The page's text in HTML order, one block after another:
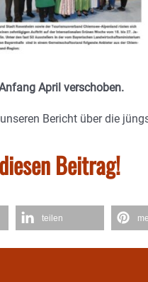
April verschoben.
Bericht über die
Beitrag!
teilen